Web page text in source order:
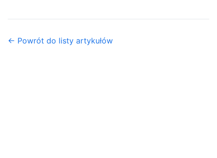
← Powrót do listy artykułów